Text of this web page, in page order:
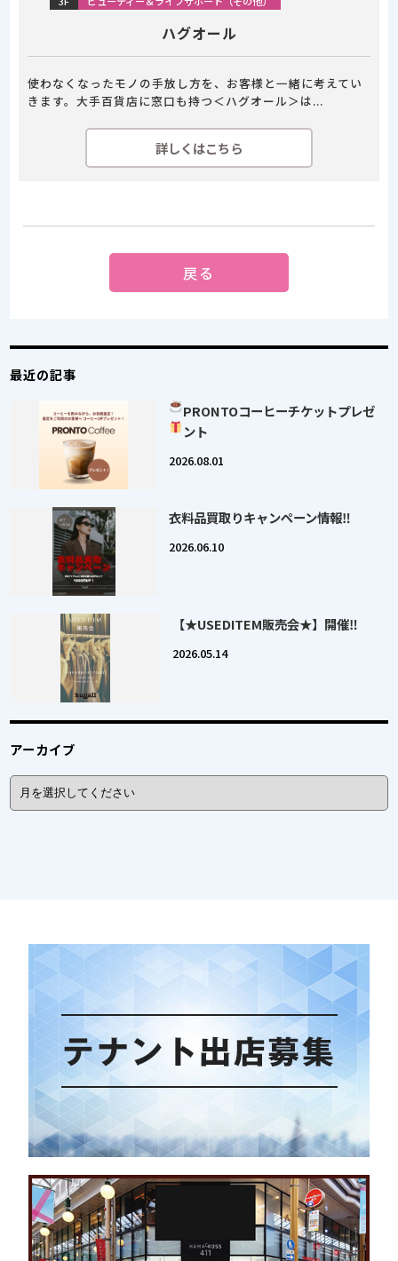
ハグオール
使わなくなったモノの手放し方を、お客様と一緒に考えてい
きます。大手百貨店に窓口も持つ＜ハグオール＞は...
詳しくはこちら
戻る
最近の記事
PRONTOコーヒーチケットプレゼ
ント
2026.08.01
衣料品買取りキャンペーン情報‼
2026.06.10
【★USEDITEM販売会★】開催‼
2026.05.14
アーカイブ